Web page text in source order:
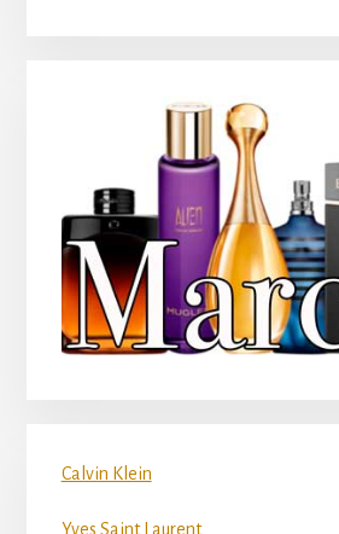
Calvin Klein
Yves Saint Laurent